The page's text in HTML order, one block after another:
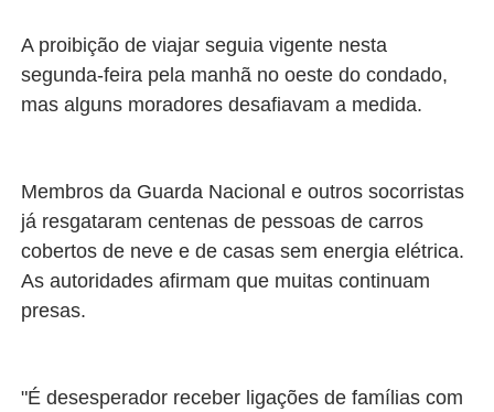
A proibição de viajar seguia vigente nesta
segunda-feira pela manhã no oeste do condado,
mas alguns moradores desafiavam a medida.
Membros da Guarda Nacional e outros socorristas
já resgataram centenas de pessoas de carros
cobertos de neve e de casas sem energia elétrica.
As autoridades afirmam que muitas continuam
presas.
"É desesperador receber ligações de famílias com